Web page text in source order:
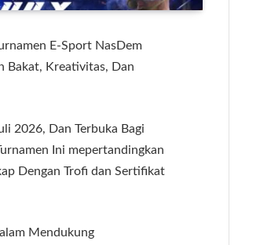
E-Sport NasDem
Bakat, Kreativitas, Dan
2026, Dan Terbuka Bagi
Ini mepertandingkan
Dengan Trofi dan Sertifikat
Mendukung